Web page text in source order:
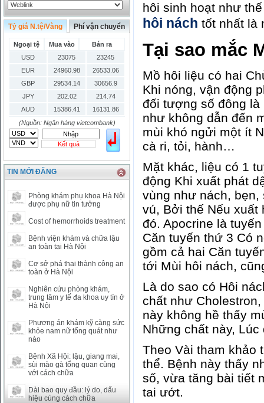
Tỷ giá N.tệ/Vàng Phí vận chuyển
Ngoại tệ Mua vào
Bán ra
USD
23075
23245
EUR
24960.98
26533.06
GBP
29534.14
30656.9
JPY
202.02
214.74
AUD
15386.41
16131.86
HKD
2906.04
3028.6
SGD
16755.29
17427.08
THB
666.2
786.99
CAD
17223.74
18058.21
CHF
23161.62
24283.77
INR
0
340.14
KRW
KWD
0
79758.97
MYR
0
5808.39
RMB
3272
1
SAR
0
6457
SEK
(Nguồn: Ngân hàng vietcombank)
Kết quả
TIN MỚI ĐĂNG
Phòng khám phụ khoa Hà Nội
được phụ nữ tin tưởng
Cost of hemorrhoids treatment
Bệnh viện khám và chữa lậu
an toàn tại Hà Nội
Cơ sở phá thai thành công an
toàn ở Hà Nội
Nghiên cứu phòng khám,
trung tâm y tế đa khoa uy tín ở
Hà Nội
Phương án khám kỹ càng sức
khỏe nam nữ tổng quát như
nào
Bệnh Xã Hội: lậu, giang mai,
sùi mào gà tổng quan cùng
với cách chữa
Dài bao quy đầu: lý do, dấu
hiệu cùng cách chữa
hôi sinh hoạt như
hôi nách tốt nhất là
Tại sao mắc
Mồ hôi liệu có hai
Khi nóng, vận động
đối tượng số đông là
như không dẫn đến
mùi khó ngửi một ít
cà ri, tỏi, hành…
Mặt khác, liệu có 1
động Khi xuất phát
vùng như nách, bẹn,
vú, Bởi thế Nếu xuất
đó. Apocrine là
Căn tuyến thứ 3 Có
gồm cả hai Căn
tới Mùi hôi nách,
Là do sao có Hôi
chất như
này không hề thấy
Những chất này,
Theo Vài tham khảo
thể. Bệnh này thấy
số, vừa tăng bài tiết
tai ướt.